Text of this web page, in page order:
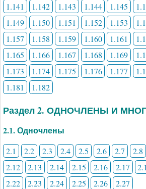
1.141
1.142 1.143 1.144 1.145
1.149
1.150 1.151 1.152 1.153
1.157
1.158 1.159 1.160 1.161
1.165
1.166 1.167 1.168 1.169
1.173
1.174 1.175 1.176 1.177
1.181
1.182
Раздел 2. ОДНОЧЛЕНЫ И
2.1. Одночлены
2.1 2.2 2.3 2.4 2.5 2.6 2.7 2.8
2.12
2.13 2.14 2.15 2.16 2.17
2.22
2.23 2.24 2.25 2.26 2.27